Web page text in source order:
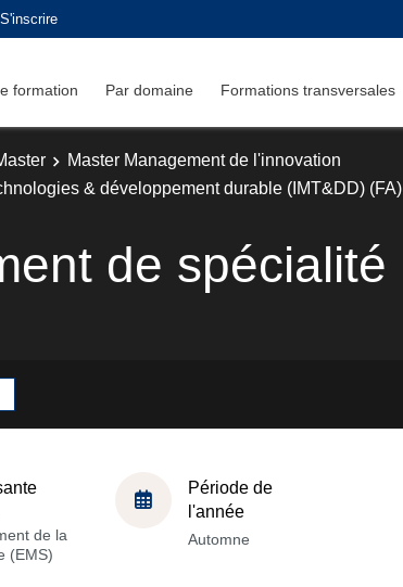
S'inscrire
formation Par domaine Formations transversales
Master Management de l'innovation
& développement durable (IMT&DD) (FA)
de spécialité
de la
(EMS)
Période de
l'année
Automne